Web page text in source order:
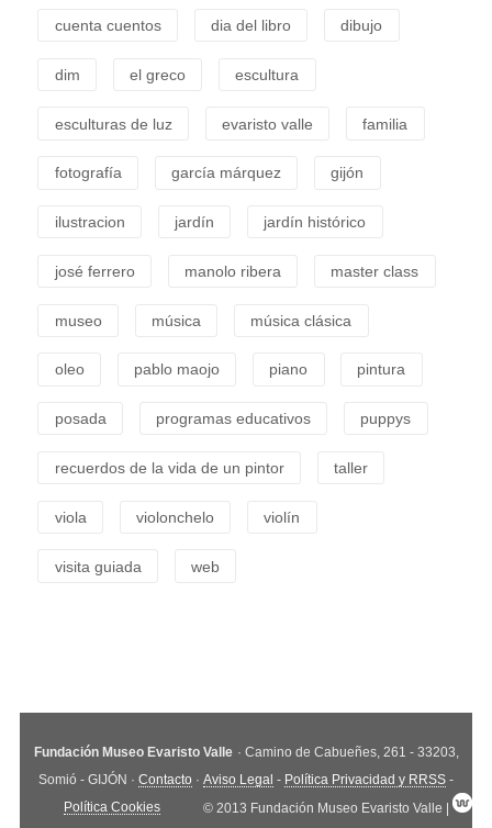
cuenta cuentos dia del libro dibujo
dim el greco escultura
esculturas de luz evaristo valle familia
fotografía garcía márquez gijón
ilustracion jardín jardín histórico
josé ferrero manolo ribera master class
museo música música clásica
oleo pablo maojo piano pintura
posada programas educativos puppys
recuerdos de la vida de un pintor taller
viola violonchelo violín
visita guiada web
Fundación Museo Evaristo Valle · Camino de Cabueñes, 261 - 33203,
Somió - GIJÓN · Contacto · Aviso Legal - Política Privacidad y RRSS -
Política Cookies © 2013 Fundación Museo Evaristo Valle |